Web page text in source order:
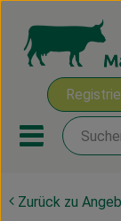
Ökokisten
Zurück zu